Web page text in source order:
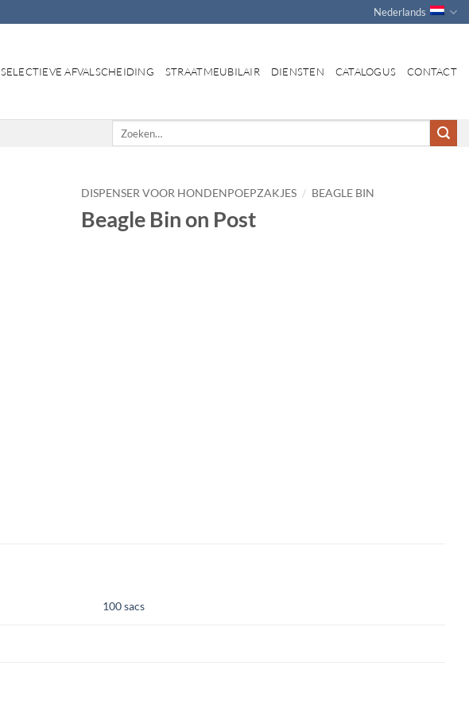
Nederlands
SELECTIEVE AFVALSCHEIDING STRAATMEUBILAIR DIENSTEN CATALOGUS CONTACT
DISPENSER VOOR HONDENPOEPZAKJES / BEAGLE BIN
Beagle Bin on Post
100 sacs